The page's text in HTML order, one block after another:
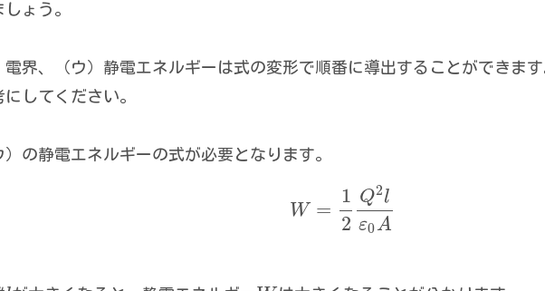
ょう。
電界、（ウ）静電エネルギーは式の変形で順番に導出することができま
してください。
）の静電エネルギーの式が必要となります。
W =
1
2
Q2l
ε0A